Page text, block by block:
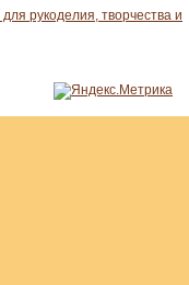
рукоделия, творчества и